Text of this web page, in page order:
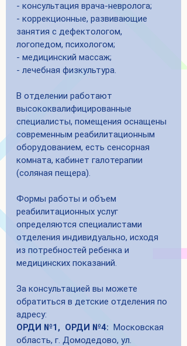
- консультация врача-невролога;
- коррекционные, развивающие
занятия с дефектологом,
логопедом, психологом;
- медицинский массаж;
- лечебная физкультура.
В отделении работают
высококвалифицированные
специалисты, помещения оснащены
современным реабилитационным
оборудованием, есть сенсорная
комната, кабинет галотерапии
(соляная пещера).
Формы работы и объем
реабилитационных услуг
определяются специалистами
отделения индивидуально, исходя
из потребностей ребенка и
медицинских показаний.
За консультацией вы можете
обратиться в детские отделения по
адресу:
ОРДИ №1,  ОРДИ №4: Московская
область, г. Домодедово, ул.